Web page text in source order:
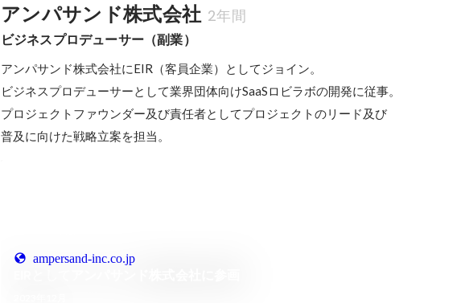
アンパサンド株式会社 2年間
ビジネスプロデューサー（副業）
アンパサンド株式会社にEIR（客員企業）としてジョイン。
ビジネスプロデューサーとして業界団体向けSaaSロビラボの開発に従事。
プロジェクトファウンダー及び責任者としてプロジェクトのリード及び
普及に向けた戦略立案を担当。
ampersand-inc.co.jp